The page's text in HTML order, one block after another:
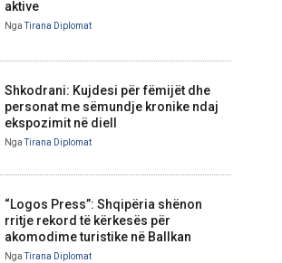
aktive
Nga Tirana Diplomat
Shkodrani: Kujdesi për fëmijët dhe
personat me sëmundje kronike ndaj
ekspozimit në diell
Nga Tirana Diplomat
“Logos Press”: Shqipëria shënon
rritje rekord të kërkesës për
akomodime turistike në Ballkan
Nga Tirana Diplomat